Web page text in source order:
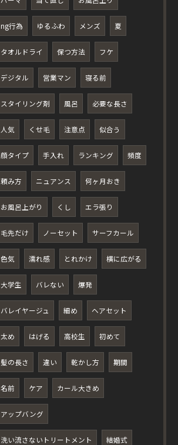
ng行為 ゆるふわ メンズ 夏
タオルドライ 保つ方法 フケ
デジタル 営業マン 寝る前
スタイリング剤 風呂 必要な長さ
人気 くせ毛 注意点 似合う
顔タイプ 手入れ ランキング 頻度
頼み方 ニュアンス 何ヶ月おき
お風呂上がり くし エラ張り
毛先だけ ノーセット サーフカール
色気 濡れ感 とれかけ 横に広がる
大学生 バレない 爆発
バレイヤージュ 細め ヘアセット
太め はげる 高校生 初めて
髪の長さ 違い 乾かし方 期間
名前 ケア カール大きめ
アップバング
洗い流さないトリートメント 結婚式